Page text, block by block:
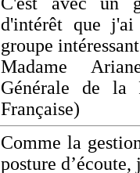
d'intérêt que
groupe
Madame
Générale de la
Française)
Comme la
posture